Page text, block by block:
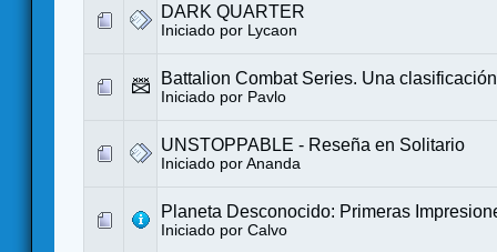
DARK QUARTER
Iniciado por Lycaon
Battalion Combat Series. Una
Iniciado por Pavlo
UNSTOPPABLE - Reseña en Solitario
Iniciado por Ananda
Planeta Desconocido: Primeras
Iniciado por Calvo